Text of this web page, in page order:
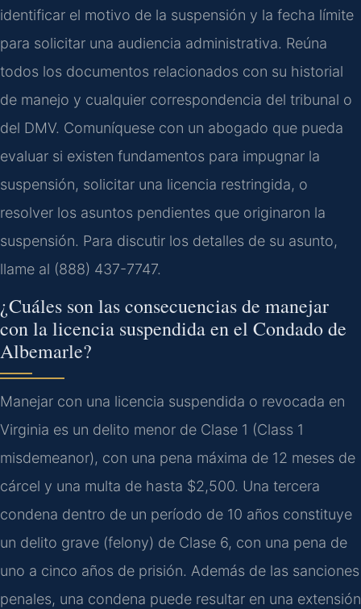
identificar el motivo de la suspensión y la fecha límite
para solicitar una audiencia administrativa. Reúna
todos los documentos relacionados con su historial
de manejo y cualquier correspondencia del tribunal o
del DMV. Comuníquese con un abogado que pueda
evaluar si existen fundamentos para impugnar la
suspensión, solicitar una licencia restringida, o
resolver los asuntos pendientes que originaron la
suspensión. Para discutir los detalles de su asunto,
llame al (888) 437-7747.
¿Cuáles son las consecuencias de manejar
con la licencia suspendida en el Condado de
Albemarle?
Manejar con una licencia suspendida o revocada en
Virginia es un delito menor de Clase 1 (Class 1
misdemeanor), con una pena máxima de 12 meses de
cárcel y una multa de hasta $2,500. Una tercera
condena dentro de un período de 10 años constituye
un delito grave (felony) de Clase 6, con una pena de
uno a cinco años de prisión. Además de las sanciones
penales, una condena puede resultar en una extensión